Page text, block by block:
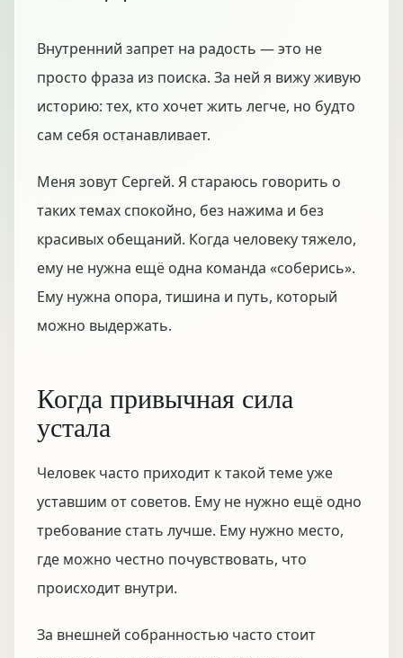
Внутренний запрет на радость — это не
просто фраза из поиска. За ней я вижу живую
историю: тех, кто хочет жить легче, но будто
сам себя останавливает.
Меня зовут Сергей. Я стараюсь говорить о
таких темах спокойно, без нажима и без
красивых обещаний. Когда человеку тяжело,
ему не нужна ещё одна команда «соберись».
Ему нужна опора, тишина и путь, который
можно выдержать.
Когда привычная сила
устала
Человек часто приходит к такой теме уже
уставшим от советов. Ему не нужно ещё одно
требование стать лучше. Ему нужно место,
где можно честно почувствовать, что
происходит внутри.
За внешней собранностью часто стоит